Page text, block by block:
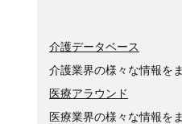
介護データベース
介護業界の様々な情報を
医療アラウンド
医療業界の様々な情報を